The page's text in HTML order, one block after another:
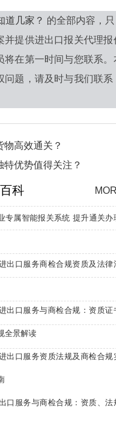
道几家？ 的全部内容，
提供进出口报关代理
在第一时间与您联系
题，请及时与我们联
高效通关？
优势值得关注？
科
专属智能报关系统 提升通关办
出口服务商检合规资质及法律
出口服务与商检合规：资质证
全景解读
出口服务资质法规及商检合规
口服务与商检合规：资质、法